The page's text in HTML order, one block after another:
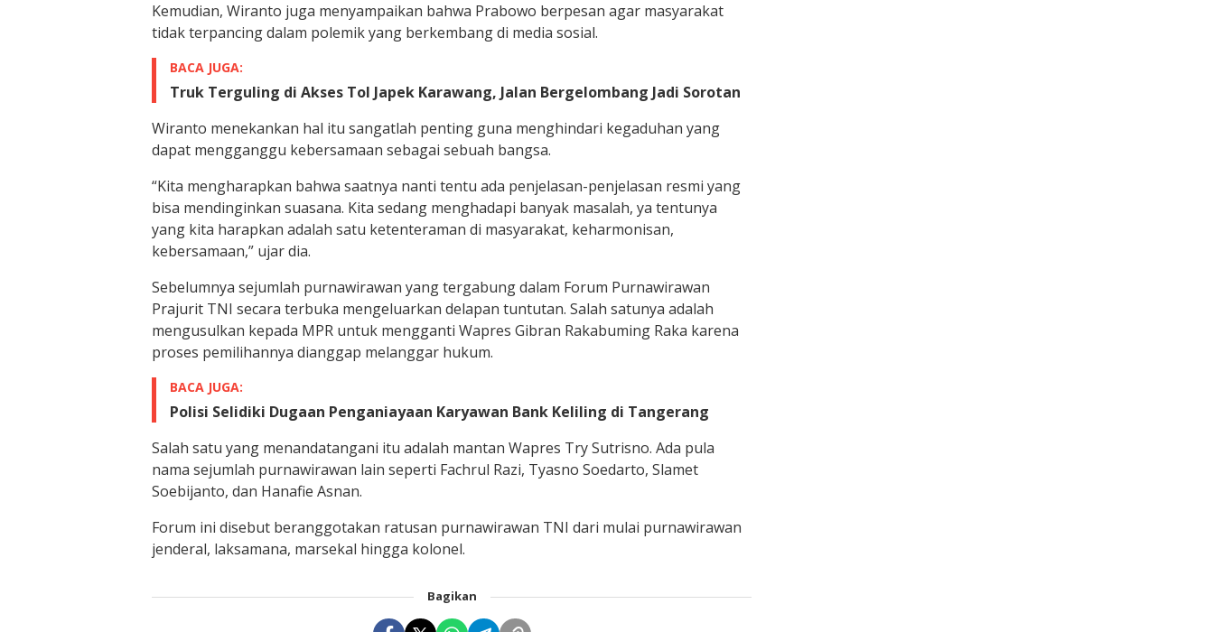
Kemudian, Wiranto juga menyampaikan bahwa Prabowo berpesan agar masyarakat
tidak terpancing dalam polemik yang berkembang di media sosial.
BACA JUGA:
Truk Terguling di Akses Tol Japek Karawang, Jalan Bergelombang Jadi Sorotan
Wiranto menekankan hal itu sangatlah penting guna menghindari kegaduhan yang
dapat mengganggu kebersamaan sebagai sebuah bangsa.
“Kita mengharapkan bahwa saatnya nanti tentu ada penjelasan-penjelasan resmi yang
bisa mendinginkan suasana. Kita sedang menghadapi banyak masalah, ya tentunya
yang kita harapkan adalah satu ketenteraman di masyarakat, keharmonisan,
kebersamaan,” ujar dia.
Sebelumnya sejumlah purnawirawan yang tergabung dalam Forum Purnawirawan
Prajurit TNI secara terbuka mengeluarkan delapan tuntutan. Salah satunya adalah
mengusulkan kepada MPR untuk mengganti Wapres Gibran Rakabuming Raka karena
proses pemilihannya dianggap melanggar hukum.
BACA JUGA:
Polisi Selidiki Dugaan Penganiayaan Karyawan Bank Keliling di Tangerang
Salah satu yang menandatangani itu adalah mantan Wapres Try Sutrisno. Ada pula
nama sejumlah purnawirawan lain seperti Fachrul Razi, Tyasno Soedarto, Slamet
Soebijanto, dan Hanafie Asnan.
Forum ini disebut beranggotakan ratusan purnawirawan TNI dari mulai purnawirawan
jenderal, laksamana, marsekal hingga kolonel.
Bagikan